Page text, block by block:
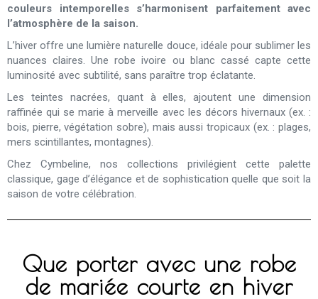
couleurs intemporelles s’harmonisent parfaitement avec
l’atmosphère de la saison.
L’hiver offre une lumière naturelle douce, idéale pour sublimer les
nuances claires. Une robe ivoire ou blanc cassé capte cette
luminosité avec subtilité, sans paraître trop éclatante.
Les teintes nacrées, quant à elles, ajoutent une dimension
raffinée qui se marie à merveille avec les décors hivernaux (ex. :
bois, pierre, végétation sobre), mais aussi tropicaux (ex. : plages,
mers scintillantes, montagnes).
Chez Cymbeline, nos collections privilégient cette palette
classique, gage d’élégance et de sophistication quelle que soit la
saison de votre célébration.
Que porter avec une robe
de mariée courte en hiver